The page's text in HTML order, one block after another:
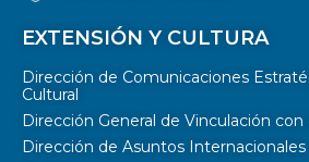
EXTENSIÓN Y CULTURA
Dirección de Comunicaciones
Cultural
Dirección General de Vinculación con
Dirección de Asuntos Internacionales